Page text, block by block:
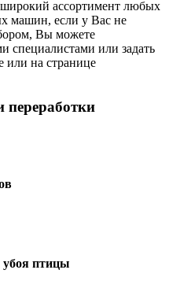
ассортимент любых
машин, если у Вас не
Вы можете
специалистами или задать
или на странице
переработки
птицы